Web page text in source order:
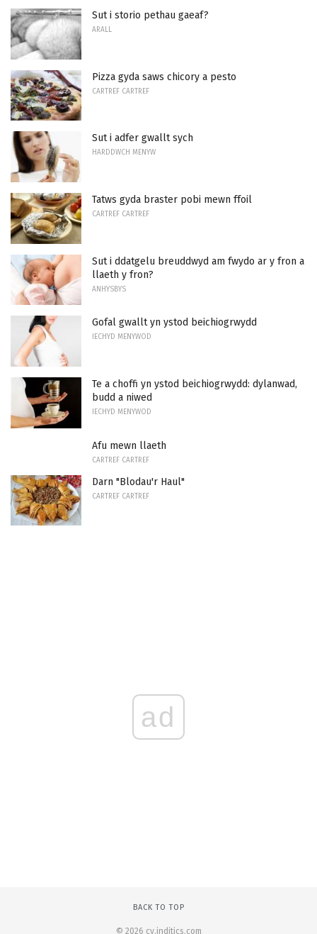
Sut i storio pethau gaeaf?
ARALL
Pizza gyda saws chicory a pesto
CARTREF CARTREF
Sut i adfer gwallt sych
HARDDWCH MENYW
Tatws gyda braster pobi mewn ffoil
CARTREF CARTREF
Sut i ddatgelu breuddwyd am fwydo ar y fron a
llaeth y fron?
ANHYSBYS
Gofal gwallt yn ystod beichiogrwydd
IECHYD MENYWOD
Te a choffi yn ystod beichiogrwydd: dylanwad,
budd a niwed
IECHYD MENYWOD
Afu mewn llaeth
CARTREF CARTREF
Darn "Blodau'r Haul"
CARTREF CARTREF
ad
BACK TO TOP
© 2026 cy.inditics.com